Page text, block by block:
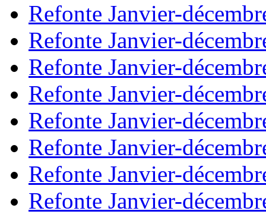
Refonte Janvier-
Refonte Janvier-
Refonte Janvier-
Refonte Janvier-
Refonte Janvier-
Refonte Janvier-
Refonte Janvier-
Refonte Janvier-